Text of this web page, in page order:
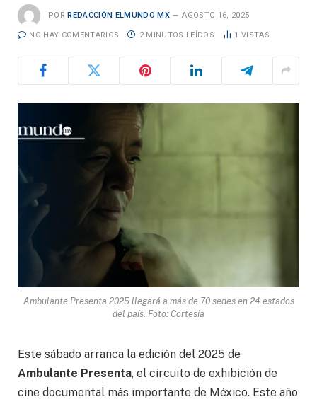
POR REDACCIÓN ELMUNDO MX AGOSTO 16, 2025
NO HAY COMENTARIOS 2 MINUTOS LEÍDOS 1 VISTAS
Ambulante Presenta 2025 llegará a más de 70 sedes en 24 estados
del país. Foto: Cortesía
Este sábado arranca la edición del 2025 de
Ambulante Presenta, el circuito de exhibición de
cine documental más importante de México. Este año